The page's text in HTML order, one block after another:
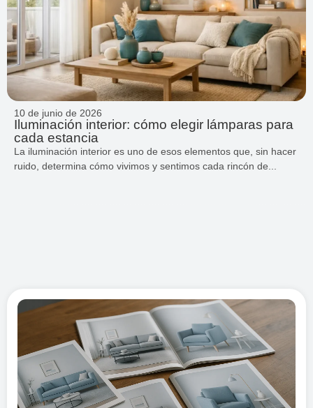
10 de junio de 2026
Iluminación interior: cómo elegir lámparas para
cada estancia
La iluminación interior es uno de esos elementos que, sin hacer
ruido, determina cómo vivimos y sentimos cada rincón de...